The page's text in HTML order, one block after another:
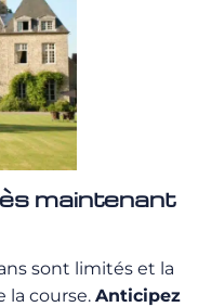
maintenant
sont limités et la
la course. Anticipez